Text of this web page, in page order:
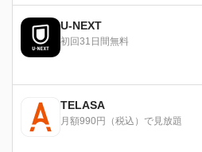
居で繰り広げるオリ
U-NEXT
初回31日間無料
TELASA
月額990円（税込）で見放題